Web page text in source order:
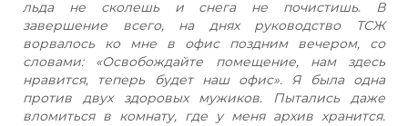
льда не сколешь и снега не почистишь. В
завершение всего, на днях руководство ТСЖ
ворвалось ко мне в офис поздним вечером, со
словами: «Освобождайте помещение, нам здесь
нравится, теперь будет наш офис». Я была одна
против двух здоровых мужиков. Пытались даже
вломиться в комнату, где у меня архив хранится.